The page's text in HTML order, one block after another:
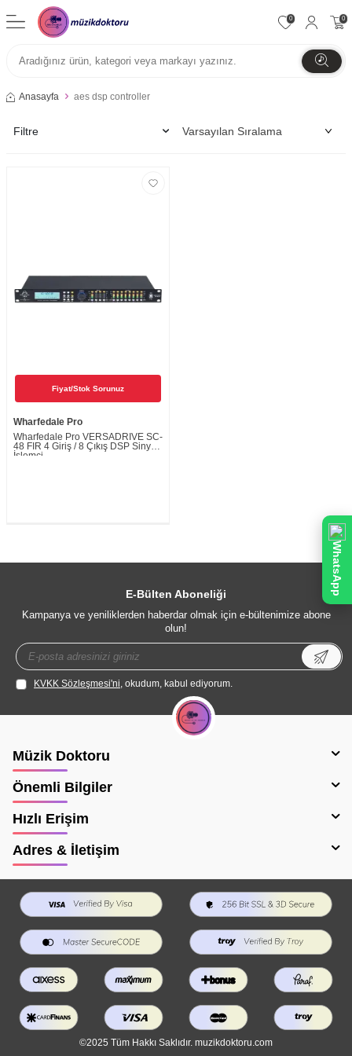
0 0
Anasayfa aes dsp controller
Filtre
Fiyat/Stok Sorunuz
Wharfedale Pro
Wharfedale Pro VERSADRIVE SC-
48 FIR 4 Giriş / 8 Çıkış DSP Sinyal
İşlemci
E-Bülten Aboneliği
Kampanya ve yeniliklerden haberdar olmak için e-bültenimize abone
olun!
KVKK Sözleşmesi'ni, okudum, kabul ediyorum.
Müzik Doktoru
Önemli Bilgiler
Hızlı Erişim
Adres & İletişim
©2025 Tüm Hakkı Saklıdır. muzikdoktoru.com
WhatsApp